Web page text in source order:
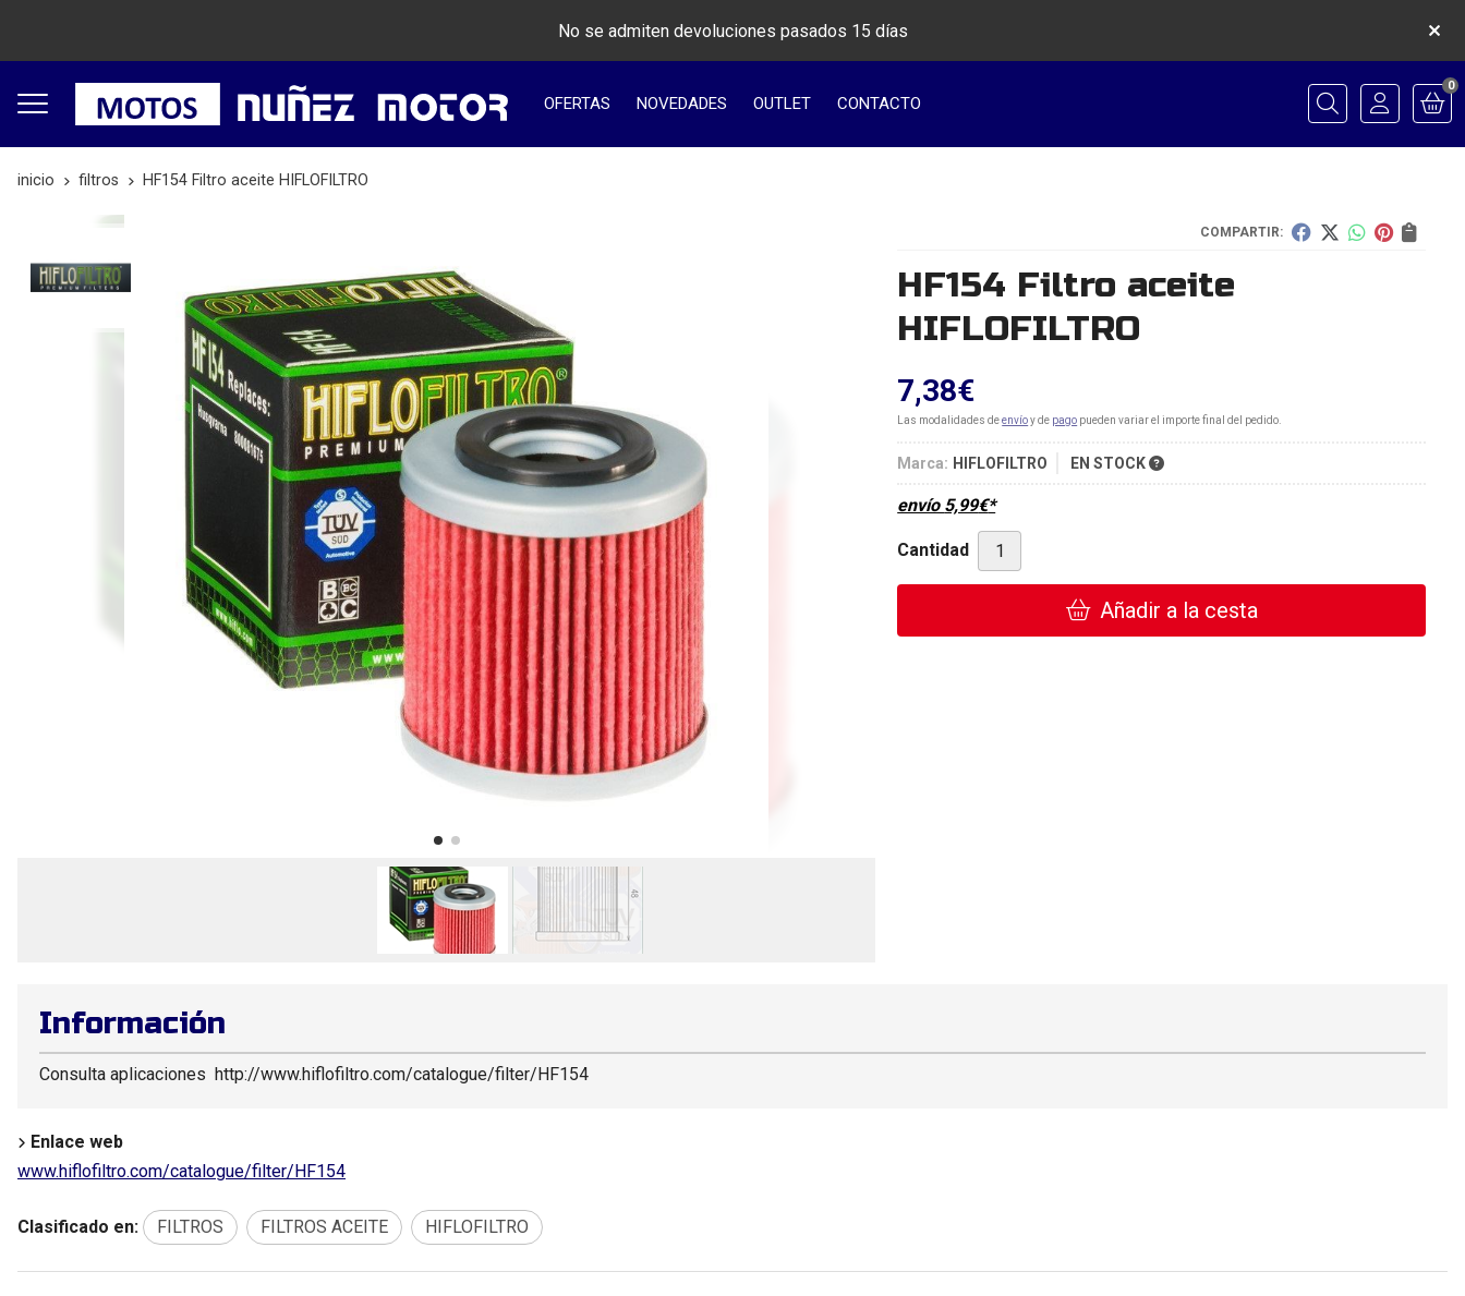
No se admiten devoluciones pasados 15 días
OFERTAS NOVEDADES OUTLET CONTACTO Buscar
0
inicio filtros HF154 Filtro aceite HIFLOFILTRO
COMPARTIR:
HF154 Filtro aceite
HIFLOFILTRO
7,38€
Las modalidades deenvíoy de pago pueden variar el importe final del pedido.
Marca: HIFLOFILTRO EN STOCK
envío 5,99€*
Cantidad
Añadir a la cesta
Información
Consulta aplicaciones http://www.hiflofiltro.com/catalogue/filter/HF154
Enlace web
www.hiflofiltro.com/catalogue/filter/HF154
Clasificado en: FILTROS FILTROS ACEITE HIFLOFILTRO